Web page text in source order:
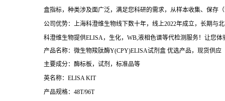
盒指标，种类涉及面广泛，满足您科研的需求，从样本收集、保存
公司优势：上海科澄维生物线下数十年，线上2022年成立，长期与
科澄维生物提供ELISA，生化，WB,液相色谱等代检测服务！让您体
产品名称：微生物羧肽酶Y(CPY)ELISA试剂盒 优选产品，现货供应
主要成分：酶标板，试剂，标准品等
英名称：ELISA KIT
产品规格：48T/96T